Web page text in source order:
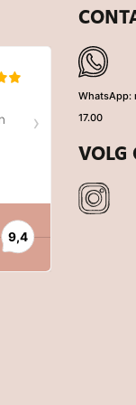
WhatsApp:
17.00
VOLG